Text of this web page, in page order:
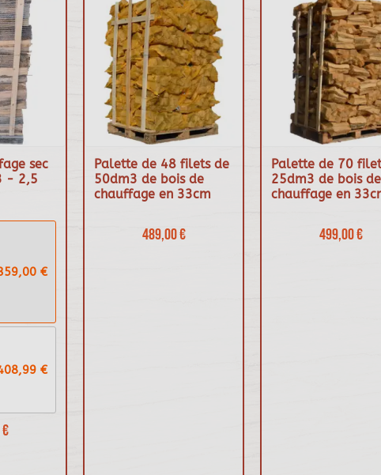
sec
- 2,5
€
€
Palette de 48 filets de
50dm3 de bois de
chauffage en 33cm
489,00 €
Palette de 70
25dm3 de bois de
chauffage en
499,00 €